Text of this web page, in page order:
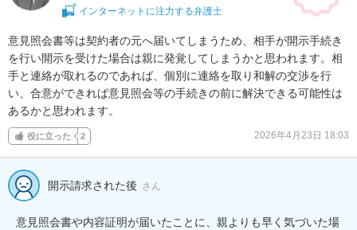
インターネットに注力する弁護士
意見照会書等は契約者の元へ届いてしまうため、相手が開示手続き
を行い開示を受けた場合は親に発覚してしまうかと思われます。相
手と連絡が取れるのであれば、個別に連絡を取り和解の交渉を行
い、合意ができれば意見照会等の手続きの前に解決できる可能性は
あるかと思われます。
役に立った 2 2026年4月23日 18:03
開示請求された後 さん
意見照会書や内容証明が届いたことに、親よりも早く気づいた場